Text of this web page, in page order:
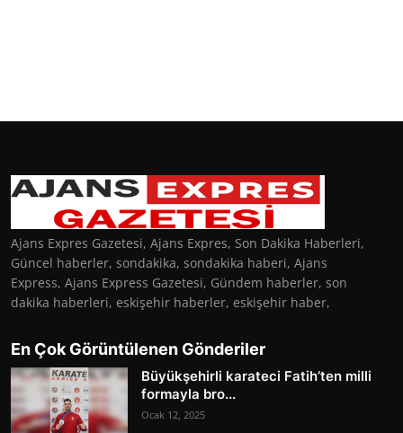
Ajans Expres Gazetesi, Ajans Expres, Son Dakika Haberleri,
Güncel haberler, sondakika, sondakika haberi, Ajans
Express, Ajans Express Gazetesi, Gündem haberler, son
dakika haberleri, eskişehir haberler, eskişehir haber,
En Çok Görüntülenen Gönderiler
Büyükşehirli karateci Fatih’ten milli
formayla bro...
Ocak 12, 2025